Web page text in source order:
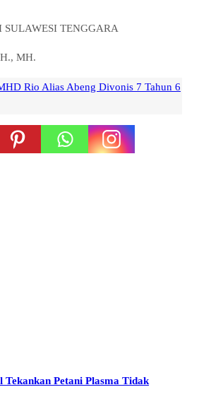
TENGGARA
MH.
Rio Alias Abeng Divonis 7 Tahun 6
Petani Plasma Tidak